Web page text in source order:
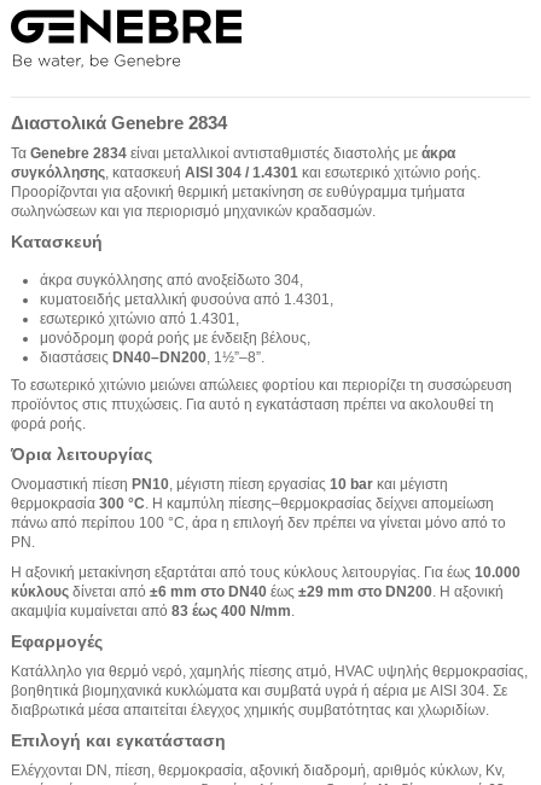
Διαστολικά Genebre 2834
Τα Genebre 2834 είναι μεταλλικοί αντισταθμιστές διαστολής με άκρα
συγκόλλησης, κατασκευή AISI 304 / 1.4301 και εσωτερικό χιτώνιο ροής.
Προορίζονται για αξονική θερμική μετακίνηση σε ευθύγραμμα τμήματα
σωληνώσεων και για περιορισμό μηχανικών κραδασμών.
Κατασκευή
άκρα συγκόλλησης από ανοξείδωτο 304,
κυματοειδής μεταλλική φυσούνα από 1.4301,
εσωτερικό χιτώνιο από 1.4301,
μονόδρομη φορά ροής με ένδειξη βέλους,
διαστάσεις DN40–DN200, 1½”–8”.
Το εσωτερικό χιτώνιο μειώνει απώλειες φορτίου και περιορίζει τη συσσώρευση
προϊόντος στις πτυχώσεις. Για αυτό η εγκατάσταση πρέπει να ακολουθεί τη
φορά ροής.
Όρια λειτουργίας
Ονομαστική πίεση PN10 , μέγιστη πίεση εργασίας 10 bar και μέγιστη
θερμοκρασία 300 °C . Η καμπύλη πίεσης–θερμοκρασίας δείχνει απομείωση
πάνω από περίπου 100 °C, άρα η επιλογή δεν πρέπει να γίνεται μόνο από το
PN.
Η αξονική μετακίνηση εξαρτάται από τους κύκλους λειτουργίας. Για έως 10.000
κύκλους δίνεται από ±6 mm στο DN40 έως ±29 mm στο DN200. Η αξονική
ακαμψία κυμαίνεται από 83 έως 400 N/mm.
Εφαρμογές
Κατάλληλο για θερμό νερό, χαμηλής πίεσης ατμό, HVAC υψηλής θερμοκρασίας,
βοηθητικά βιομηχανικά κυκλώματα και συμβατά υγρά ή αέρια με AISI 304. Σε
διαβρωτικά μέσα απαιτείται έλεγχος χημικής συμβατότητας και χλωριδίων.
Επιλογή και εγκατάσταση
Ελέγχονται DN, πίεση, θερμοκρασία, αξονική διαδρομή, αριθμός κύκλων, Kv,